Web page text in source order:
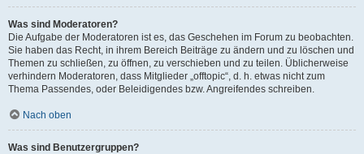
Was sind Moderatoren?
Die Aufgabe der Moderatoren ist es, das Geschehen im Forum zu beobachten.
Sie haben das Recht, in ihrem Bereich Beiträge zu ändern und zu löschen und
Themen zu schließen, zu öffnen, zu verschieben und zu teilen. Üblicherweise
verhindern Moderatoren, dass Mitglieder „offtopic“, d. h. etwas nicht zum
Thema Passendes, oder Beleidigendes bzw. Angreifendes schreiben.
Nach oben
Was sind Benutzergruppen?